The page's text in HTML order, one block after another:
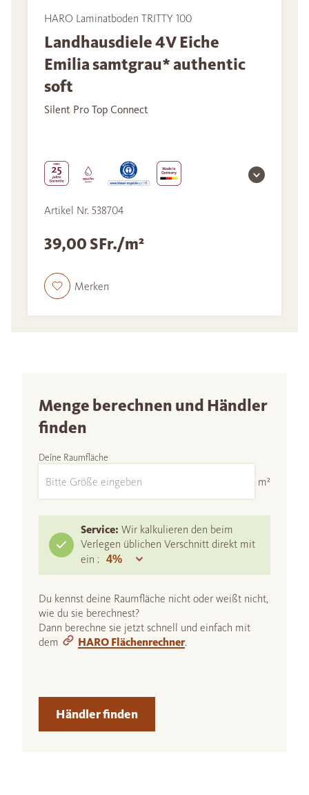
HARO Laminatboden TRITTY 100
Landhausdiele 4V Eiche
Emilia samtgrau* authentic
soft
Silent Pro Top Connect
Artikel Nr. 538704
39,00 SFr./m²
Merken
Menge berechnen und Händler
finden
Deine Raumfläche
m²
Service: Wir kalkulieren den beim
Verlegen üblichen Verschnitt direkt mit
ein :
Du kennst deine Raumfläche nicht oder weißt nicht,
wie du sie berechnest?
Dann berechne sie jetzt schnell und einfach mit
dem
HARO Flächenrechner.
Händler finden